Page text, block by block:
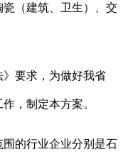
（建筑、卫生）、交
要求，为做好我省
，制定本方案。
的行业企业分别是石